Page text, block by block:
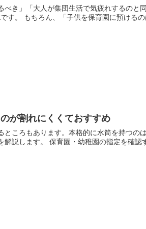
べき」「大人が集団生活で気疲れするの
す。 もちろん、「子供を保育園に預けるの
が割れにくくておすすめ
ころもあります。本格的に水筒を持つの
説します。 保育園・幼稚園の指定を確認